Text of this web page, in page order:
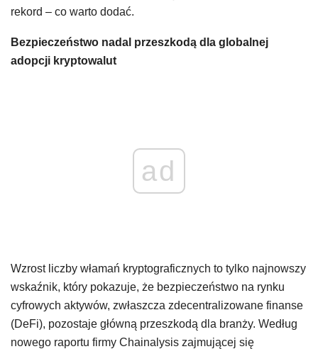
rekord – co warto dodać.
Bezpieczeństwo nadal przeszkodą dla globalnej
adopcji kryptowalut
ad
Wzrost liczby włamań kryptograficznych to tylko najnowszy
wskaźnik, który pokazuje, że bezpieczeństwo na rynku
cyfrowych aktywów, zwłaszcza zdecentralizowane finanse
(DeFi), pozostaje główną przeszkodą dla branży. Według
nowego raportu firmy Chainalysis zajmującej się